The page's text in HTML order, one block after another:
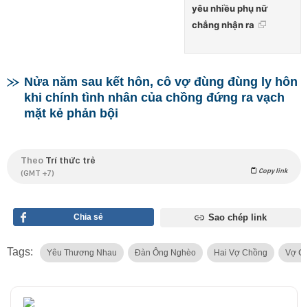
yêu nhiều phụ nữ
chẳng nhận ra
Nửa năm sau kết hôn, cô vợ đùng đùng ly hôn
khi chính tình nhân của chồng đứng ra vạch
mặt kẻ phản bội
Theo Trí thức trẻ
(GMT +7) Copy link
Chia sẻ Sao chép link
Tags: Yêu Thương Nhau Đàn Ông Nghèo Hai Vợ Chồng Vợ